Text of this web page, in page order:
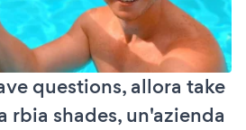
questions, allora take
rbia shades, un'azienda